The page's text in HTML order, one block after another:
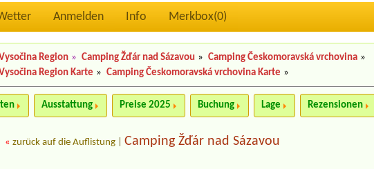
Anmelden Info Merkbox(0)
Region » Camping Žďár nad Sázavou » Camping Českomoravská vrchovina »
Region Karte » Camping Českomoravská vrchovina Karte »
Ausstattung Preise 2025 Buchung Lage Rezensionen
«zurück auf die Auflistung |Camping Žďár nad Sázavou